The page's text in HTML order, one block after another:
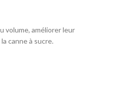
volume, améliorer leur
canne à sucre.